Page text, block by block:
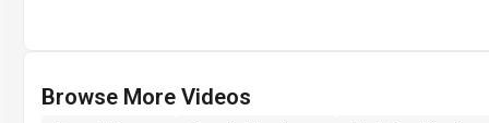
Browse More Videos